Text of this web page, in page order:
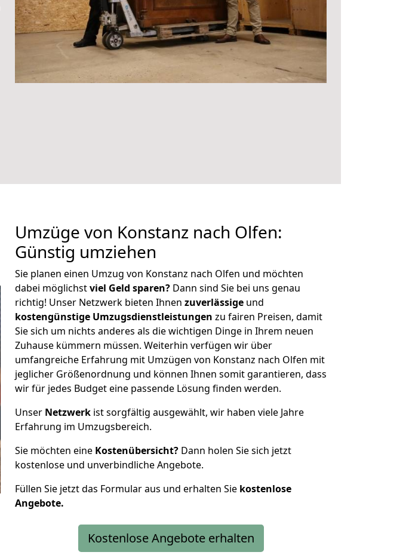
Umzüge von Konstanz nach Olfen:
Günstig umziehen
Sie planen einen Umzug von Konstanz nach Olfen und möchten
dabei möglichstviel Geld sparen? Dann sind Sie bei uns genau
richtig! Unser Netzwerk bieten Ihnen zuverlässige und
kostengünstige Umzugsdienstleistungen zu fairen Preisen, damit
Sie sich um nichts anderes als die wichtigen Dinge in Ihrem neuen
Zuhause kümmern müssen. Weiterhin verfügen wir über
umfangreiche Erfahrung mit Umzügen von Konstanz nach Olfen mit
jeglicher Größenordnung und können Ihnen somit garantieren, dass
wir für jedes Budget eine passende Lösung finden werden.
Unser Netzwerk ist sorgfältig ausgewählt, wir haben viele Jahre
Erfahrung im Umzugsbereich.
Sie möchten eine Kostenübersicht? Dann holen Sie sich jetzt
kostenlose und unverbindliche Angebote.
Füllen Sie jetzt das Formular aus und erhalten Sie kostenlose
Angebote.
Kostenlose Angebote erhalten